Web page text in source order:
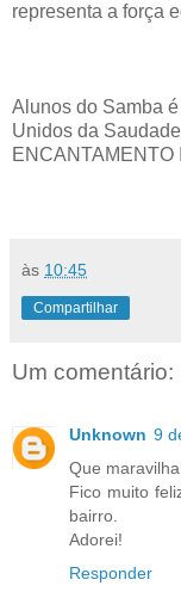
representa a força
Alunos do Samba
Unidos da
ENCANTAMENTO
às 10:45
Compartilhar
Um comentário:
Unknown 9
Que
Fico muito
bairro.
Adorei!
Responder